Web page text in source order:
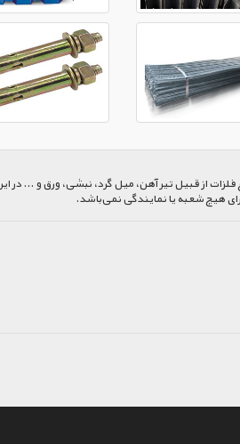
از قبیل تیر آهن، میل گرد، نبشی، ورق و ... در
هیچ شعبه یا نمایندگی نمی‌باشد.